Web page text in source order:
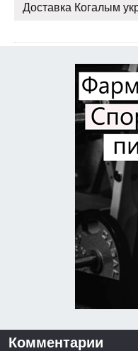
Доставка Когалым
Комментарии